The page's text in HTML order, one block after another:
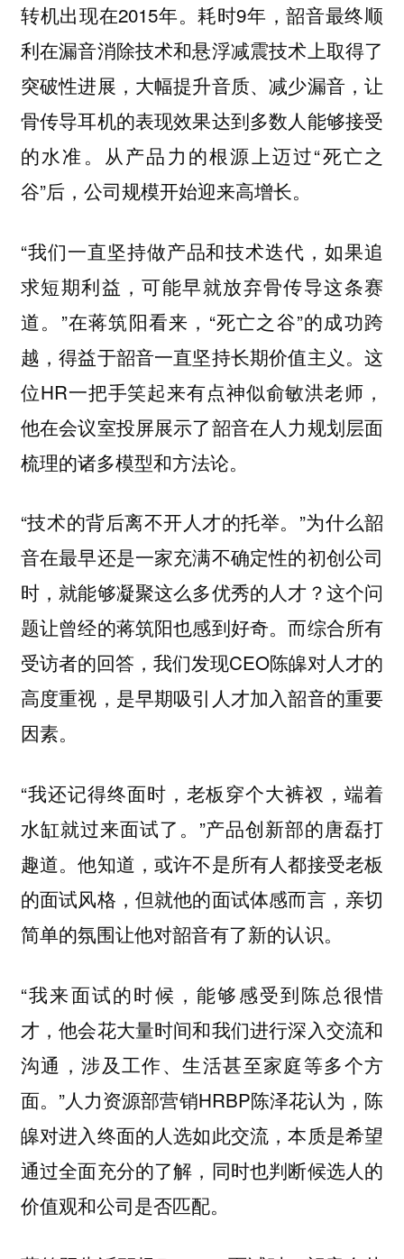
转机出现在2015年。耗时9年，韶音最终顺
利在漏音消除技术和悬浮减震技术上取得了
突破性进展，大幅提升音质、减少漏音，让
骨传导耳机的表现效果达到多数人能够接受
的水准。从产品力的根源上迈过“死亡之
谷”后，公司规模开始迎来高增长。
“我们一直坚持做产品和技术迭代，如果追
求短期利益，可能早就放弃骨传导这条赛
道。”在蒋筑阳看来，“死亡之谷”的成功跨
越，得益于韶音一直坚持长期价值主义 。这
位HR一把手笑起来有点神似俞敏洪老师，
他在会议室投屏展示了韶音在人力规划层面
梳理的诸多模型和方法论。
“技术的背后离不开人才的托举。”为什么韶
音在最早还是一家充满不确定性的初创公司
时，就能够凝聚这么多优秀的人才？这个问
题让曾经的蒋筑阳也感到好奇。而综合所有
受访者的回答，我们发现CEO陈皞对人才的
高度重视，是早期吸引人才加入韶音的重要
因素。
“我还记得终面时，老板穿个大裤衩，端着
水缸就过来面试了。”产品创新部的唐磊打
趣道。他知道，或许不是所有人都接受老板
的面试风格，但就他的面试体感而言，亲切
简单的氛围让他对韶音有了新的认识。
“我来面试的时候，能够感受到陈总很惜
才，他会花大量时间和我们进行深入交流和
沟通，涉及工作、生活甚至家庭等多个方
面。”人力资源部营销HRBP陈泽花认为，陈
皞对进入终面的人选如此交流，本质是希望
通过全面充分的了解，同时也判断候选人的
价值观和公司是否匹配。